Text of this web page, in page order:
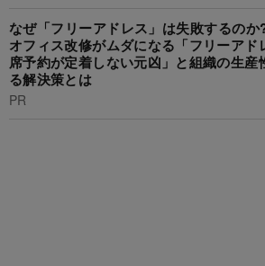
なぜ「フリーアドレス」は失敗するのか
オフィス改修がムダになる「フリーアド
席予約が定着しない元凶」と組織の生産
る解決策とは
PR